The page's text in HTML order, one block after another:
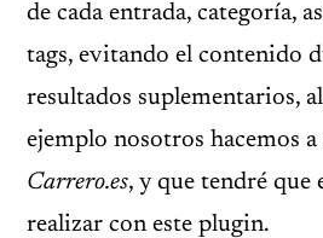
de cada entrada, categoría,
tags, evitando el contenido
resultados suplementarios,
ejemplo nosotros hacemos a
Carrero.es, y que tendré que
realizar con este plugin.